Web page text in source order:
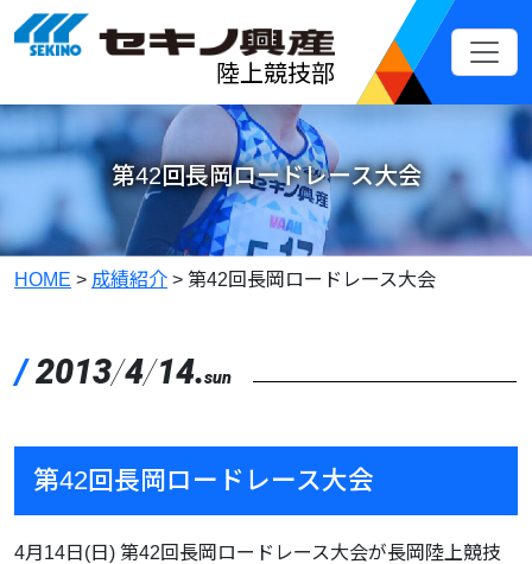
メインコンテンツへスキップ
陸上競技部
第42回長岡ロードレース大会
HOME > 成績紹介 > 第42回長岡ロードレース大会
/2013/4/14.sun
第42回長岡ロードレース大会
4月14日(日) 第42回長岡ロードレース大会が長岡陸上競技